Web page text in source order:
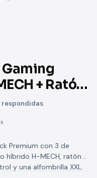
Gaming
+ Ratón
Blanco
respondidas
Premium con 3 de
híbrido H-MECH, ratón
y una alfombrilla XXL.